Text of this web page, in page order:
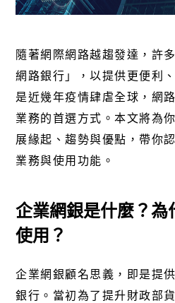
隨著網際網路越趨發達，許
網路銀行」，以提供更便利
是近幾年疫情肆虐全球，網
業務的首選方式。本文將為
展緣起、趨勢與優點，帶你
業務與使用功能。
企業網銀是什麼？為
使用？
企業網銀顧名思義，即是提
銀行。當初為了提升財政部